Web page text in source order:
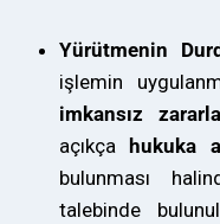
Yürütmenin
işlemin
imkansız
açıkça
hukuka
bulunması
talebinde